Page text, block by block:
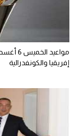
إفريقيا والكونفدرالية